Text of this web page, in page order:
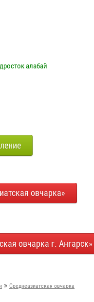
алабай
овчарка»
овчарка г. Ангарск»
» Среднеазиатская овчарка